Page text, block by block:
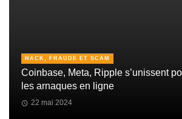
HACK, FRAUDE ET SCAM
Coinbase, Meta, Ripple s’unissent
les arnaques en ligne
22 mai 2024